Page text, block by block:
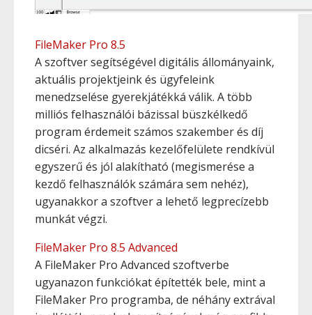
FileMaker Pro 8.5
A szoftver segítségével digitális állományaink,
aktuális projektjeink és ügyfeleink
menedzselése gyerekjátékká válik. A több
milliós felhasználói bázissal büszkélkedő
program érdemeit számos szakember és díj
dicséri. Az alkalmazás kezelőfelülete rendkívül
egyszerű és jól alakítható (megismerése a
kezdő felhasználók számára sem nehéz),
ugyanakkor a szoftver a lehető legprecízebb
munkát végzi.
FileMaker Pro 8.5 Advanced
A FileMaker Pro Advanced szoftverbe
ugyanazon funkciókat építették bele, mint a
FileMaker Pro programba, de néhány extrával